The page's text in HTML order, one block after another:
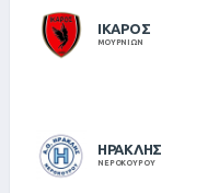
ΙΚΑΡΟΣ
ΜΟΥΡΝΙΩΝ
ΗΡΑΚΛΗΣ
ΝΕΡΟΚΟΥΡΟΥ